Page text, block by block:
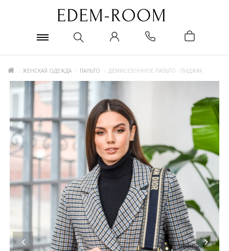
ЖЕНСКАЯ ОДЕЖДА ПАЛЬТО ДЕМИСЕЗОННОЕ ПАЛЬТО - ПИДЖАК